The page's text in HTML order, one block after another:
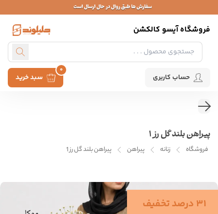
فروشگاه آیسو کالکشن
حساب کاربری سبد خرید
0
پیراهن بلند گل رز 1
فروشگاه زنانه پیراهن پیراهن بلند گل رز 1
31 درصد تخفیف